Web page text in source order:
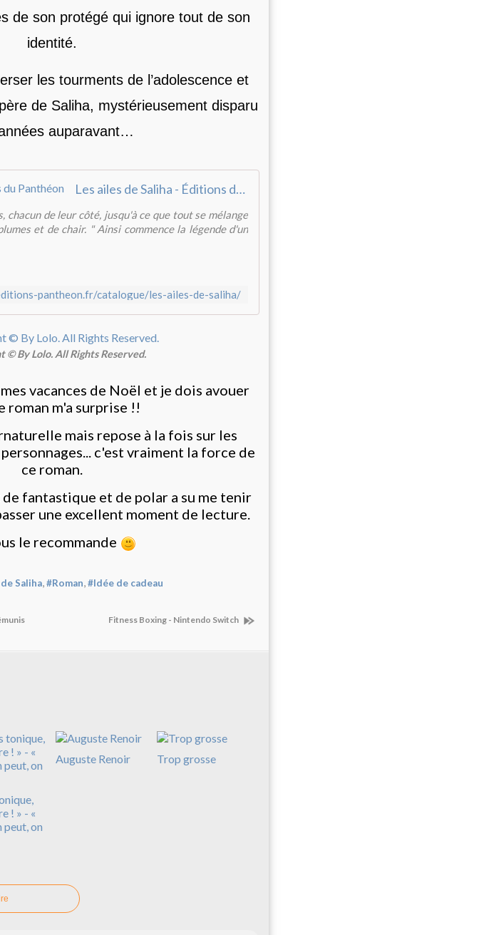
de son protégé qui ignore tout de son
identité.
les tourments de l’adolescence et
de Saliha, mystérieusement disparu
auparavant…
Les ailes de Saliha - Éditions du Panthéon
chacun de leur côté, jusqu'à ce que tout se mélange
et de chair. " Ainsi commence la légende d'un
pantheon.fr/catalogue/les-ailes-de-saliha/
© By Lolo. All Rights Reserved.
vacances de Noël et je dois avouer
roman m'a surprise !!
mais repose à la fois sur les
c'est vraiment la force de
ce roman.
fantastique et de polar a su me tenir
une excellent moment de lecture.
le recommande
Saliha,#Roman,#Idée de cadeau
Fitness Boxing - Nintendo Switch
! » - «
peut, on
Auguste Renoir Trop grosse